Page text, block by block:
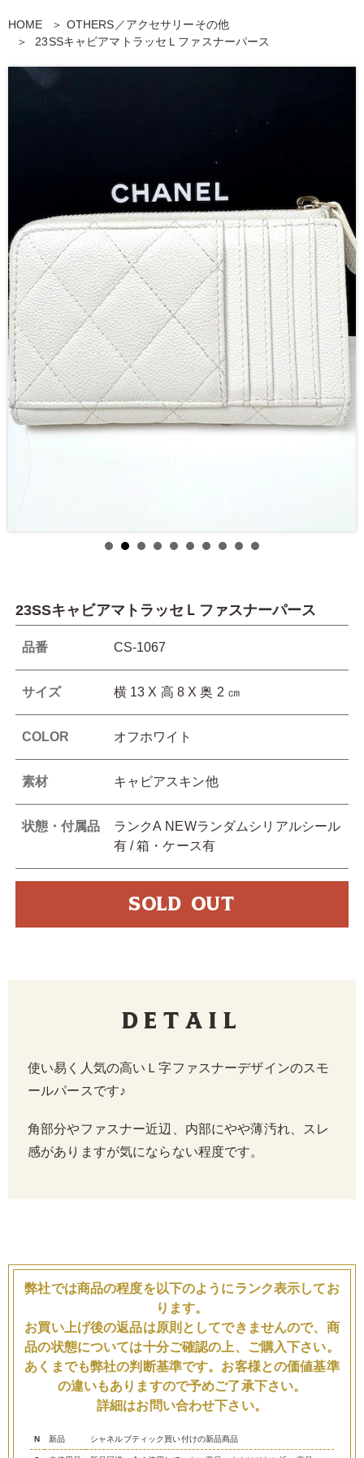
HOME
OTHERS／アクセサリーその他
23SSキャビアマトラッセＬファスナーパース
23SSキャビアマトラッセＬファスナーパース
品番 CS-1067
サイズ 横 13 X 高 8 X 奥 2 ㎝
COLOR オフホワイト
素材 キャビアスキン他
状態・付属品
ランクA NEWランダムシリアルシール
有 / 箱・ケース有
SOLD OUT
Detail
使い易く人気の高いＬ字ファスナーデザインのスモ
ールパースです♪
角部分やファスナー近辺、内部にやや薄汚れ、スレ
感がありますが気にならない程度です。
弊社では商品の程度を以下のようにランク表示してお
ります。
お買い上げ後の返品は原則としてできませんので、商
品の状態については十分ご確認の上、ご購入下さい。
あくまでも弊社の判断基準です。お客様との価値基準
の違いもありますので予めご了承下さい。
詳細はお問い合わせ下さい。
N 新品 シャネルブティック買い付けの新品商品